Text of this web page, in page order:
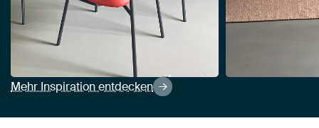
Mehr Inspiration entdecken